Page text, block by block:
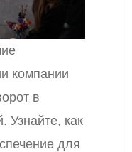
компании
в
Узнайте, как
для